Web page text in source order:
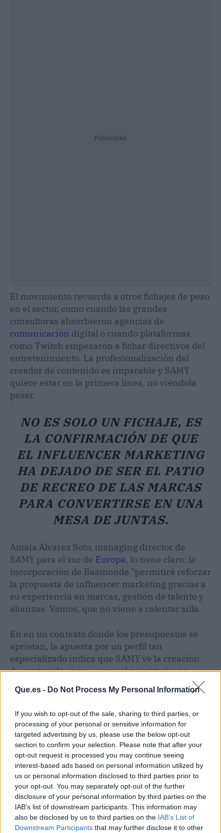
Que.es - Do Not Process My Personal Information
If you wish to opt-out of the sale, sharing to third parties, or
processing of your personal or sensitive information for
targeted advertising by us, please use the below opt-out
section to confirm your selection. Please note that after your
opt-out request is processed you may continue seeing
interest-based ads based on personal information utilized by
us or personal information disclosed to third parties prior to
your opt-out. You may separately opt-out of the further
disclosure of your personal information by third parties on the
IAB’s list of downstream participants. This information may
also be disclosed by us to third parties on the IAB’s List of
Downstream Participants that may further disclose it to other
Publicidad
El movimiento recuerda a otros fichajes de peso
en el sector, como cuando las grandes
consultoras absorbieron agencias de
comunicación digital o cuando plataformas
como Twitch empezaron a fichar directivos del
entretenimiento. La profesionalización del
creador de contenido es imparable y SAMY
quiere estar en la primera línea, no viéndola
pasar.
NO ES SOLO UN FICHAJE, ES
LA CONFIRMACIÓN DE QUE
EL INFLUENCER MARKETING
HA DEJADO DE SER EL PATIO
DE RECREO DE LAS MARCAS
PARA CONVERTIRSE EN UNA
MESA DE JUNTAS.
Amaia Álvarez Soto, managing director de
SAMY para el sur de Europa, lo tiene claro: la
incorporación de Baamonde "permitirá reforzar
la propuesta de influencer marketing gracias a
su experiencia en marcas, gestión de talento y
alianzas. Vamos, que no viene a calentar silla.
En en un contexto donde los presupuestos se
aprietan, la apuesta por un perfil tan
especializado indica que SAMY ve la creación
de contenido como un canal prioritario, no
siempre. Y eso, en boca de una agencia de
El Salseómetro
Nivel de salseo: 5,5/10.No hay beefs, ni
cancelaciones, pero el sector está atento a cómo
se reconfiguran los grandes jugadores del
marketing de influencia. El fichaje no incendia
internet, pero sí enciende las alarmas de otras
agencias que tendrán que mover ficha si no
quieren quedarse atrás (o eso dicen en los